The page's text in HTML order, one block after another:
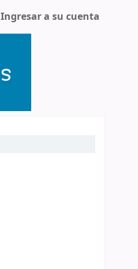
Ingresar a su cuenta